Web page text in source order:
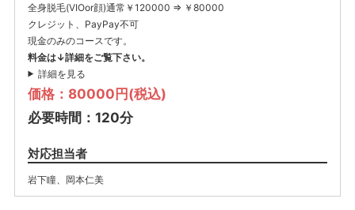
全身脱毛(VIOor顔)通常￥120000 ⇒ ￥80000
クレジット、PayPay不可
現金のみのコースです。
料金は↓詳細をご覧下さい。
詳細を見る
価格：80000円(税込)
必要時間：120分
対応担当者
岩下瞳 岡本仁美